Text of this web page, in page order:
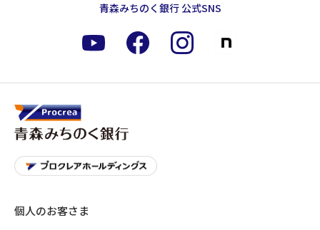
青森みちのく銀行 公式SNS
個人のお客さま